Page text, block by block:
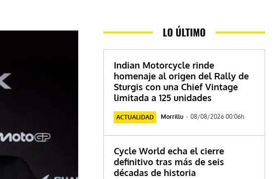
LO ÚLTIMO
Indian Motorcycle rinde
homenaje al origen del Rally de
Sturgis con una Chief Vintage
limitada a 125 unidades
ACTUALIDAD Morrillu - 08/08/2026 00:06h
Cycle World echa el cierre
definitivo tras más de seis
décadas de historia